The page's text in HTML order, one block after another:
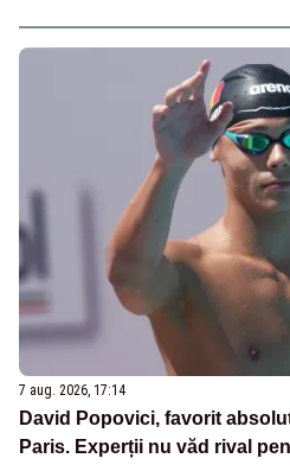
7 aug. 2026, 17:14
David Popovici, favorit
Paris. Experții nu văd rival